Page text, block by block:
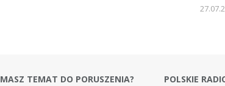
MASZ TEMAT DO PORUSZENIA?
POLSKIE